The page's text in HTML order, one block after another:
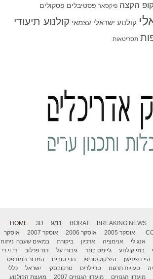
הקצה פיקסאר פסטיבלים פסקולים
קולנוע ישראלי עצמאי קולנוע תיעודי
תסריטאות
HOME 3D 9/11 BORAT BREAKING NEWS
אוסקר 2005 אוסקר 2006 אוסקר 2007
אוסקר
אנג לי אנימציה ארכיון ביקורת
במאים שעברו ניתוח
בתי קולנוע ג'יימס בונד גיבורי על דוד פרלוב
די.וי.די
היי דפינישן היצ'קוק/טריפו הכי טובים
המדור המודפס
טעויות תרגום טריילרים טרקובסקי ישראל
כללי
מועדון הגנוזים מועדון הגנוזים 2007 מועצת הקולנוע